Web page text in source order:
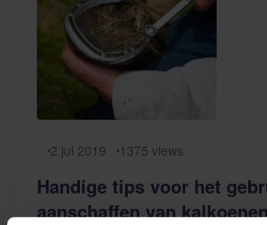
2 jul 2019 1375 views
Handige tips voor het
aanschaffen van